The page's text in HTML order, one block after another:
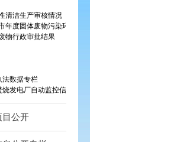
清洁生产审核情况
年度固体废物污染环境防治信息公告
物行政审批结果
法数据专栏
发电厂自动监控信息
目公开